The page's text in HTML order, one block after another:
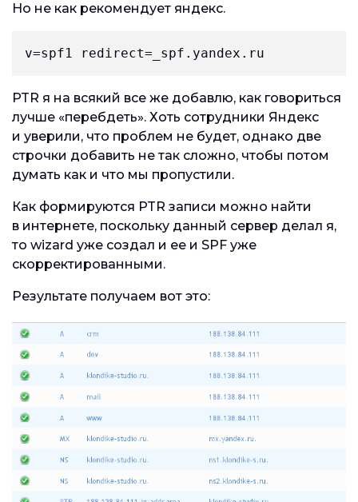
Но не как рекомендует яндекс.
v=spf1 redirect=_spf.yandex.ru
PTR я на всякий все же добавлю, как говориться
лучше «перебдеть». Хоть сотрудники Яндекс
и уверили, что проблем не будет, однако две
строчки добавить не так сложно, чтобы потом
думать как и что мы пропустили.
Как формируются PTR записи можно найти
в интернете, поскольку данный сервер делал я,
то wizard уже создал и ее и SPF уже
скорректированными.
Результате получаем вот это: